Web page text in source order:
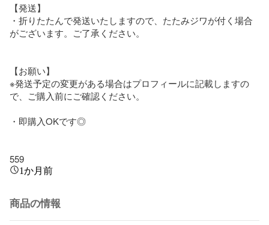
【発送】
・折りたたんで発送いたしますので、たたみジワが付く場合
がございます。ご了承ください。
【お願い】
※発送予定の変更がある場合はプロフィールに記載しますの
で、ご購入前にご確認ください。
・即購入OKです◎
559
1か月前
商品の情報